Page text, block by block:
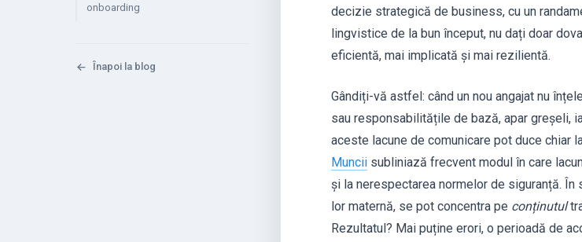
onboarding
Înapoi la blog
decizie strategică de business, cu un
lingvistice de la bun început, nu dați doar
eficientă, mai implicată și mai rezilientă.
Gândiți-vă astfel: când un nou angajat nu
sau responsabilitățile de bază, apar greșeli,
aceste lacune de comunicare pot duce chiar
Muncii subliniază frecvent modul în care
și la nerespectarea normelor de siguranță.
lor maternă, se pot concentra pe conținutul
Rezultatul? Mai puține erori, o perioadă de